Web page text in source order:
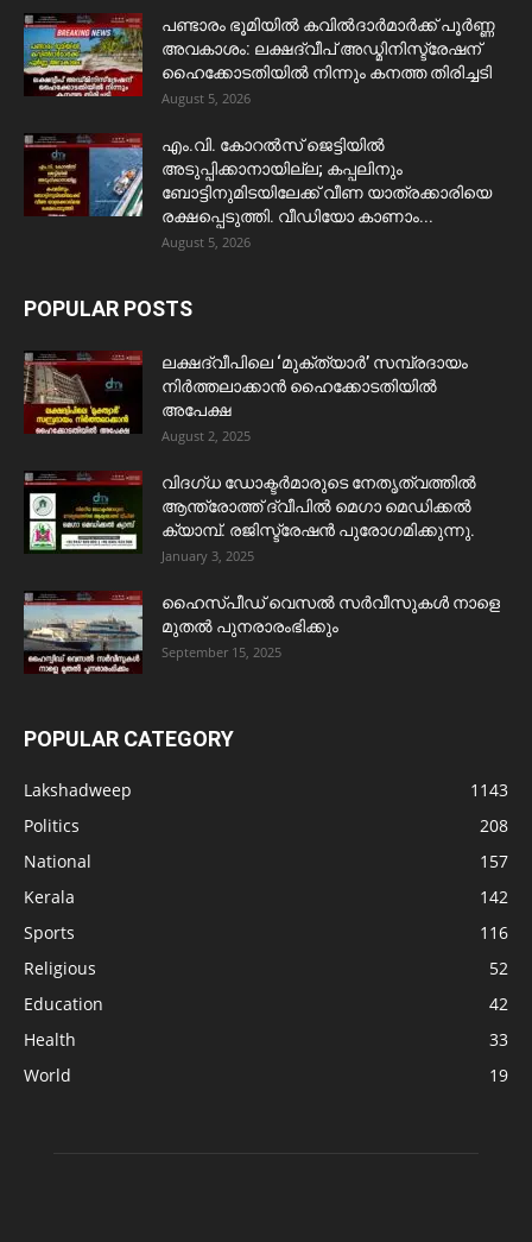
പണ്ടാരം ഭൂമിയിൽ കവിൽദാർമാർക്ക് പൂർണ്ണ
അവകാശം: ലക്ഷദ്വീപ് അഡ്മിനിസ്ട്രേഷന്
ഹൈക്കോടതിയിൽ നിന്നും കനത്ത തിരിച്ചടി
August 5, 2026
​എം.വി. കോറൽസ് ജെട്ടിയിൽ
അടുപ്പിക്കാനായില്ല; കപ്പലിനും
ബോട്ടിനുമിടയിലേക്ക് വീണ യാത്രക്കാരിയെ
രക്ഷപ്പെടുത്തി. വീഡിയോ കാണാം...
August 5, 2026
POPULAR POSTS
ലക്ഷദ്വീപിലെ ‘മുക്ത്യാർ’ സമ്പ്രദായം
നിർത്തലാക്കാൻ ഹൈക്കോടതിയിൽ
അപേക്ഷ
August 2, 2025
വിദഗ്ധ ഡോക്ടർമാരുടെ നേതൃത്വത്തിൽ
ആന്ത്രോത്ത് ദ്വീപിൽ മെഗാ മെഡിക്കൽ
ക്യാമ്പ്. രജിസ്ട്രേഷൻ പുരോഗമിക്കുന്നു.
January 3, 2025
ഹൈസ്പീഡ് വെസൽ സർവീസുകൾ നാളെ
മുതൽ പുനരാരംഭിക്കും
September 15, 2025
POPULAR CATEGORY
Lakshadweep
1143
Politics
208
National
157
Kerala
142
Sports
116
Religious
52
Education
42
Health
33
World
19